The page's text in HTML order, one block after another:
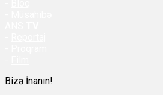
Bizə İnanın!